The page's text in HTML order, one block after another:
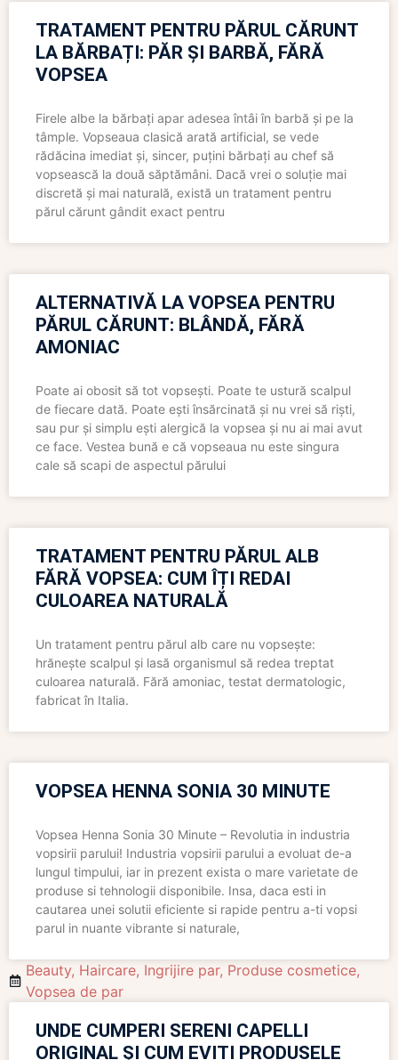
TRATAMENT PENTRU PĂRUL CĂRUNT
LA BĂRBAȚI: PĂR ȘI BARBĂ, FĂRĂ
VOPSEA
Firele albe la bărbați apar adesea întâi în barbă și pe la
tâmple. Vopseaua clasică arată artificial, se vede
rădăcina imediat și, sincer, puțini bărbați au chef să
vopsească la două săptămâni. Dacă vrei o soluție mai
discretă și mai naturală, există un tratament pentru
părul cărunt gândit exact pentru
ALTERNATIVĂ LA VOPSEA PENTRU
PĂRUL CĂRUNT: BLÂNDĂ, FĂRĂ
AMONIAC
Poate ai obosit să tot vopsești. Poate te ustură scalpul
de fiecare dată. Poate ești însărcinată și nu vrei să riști,
sau pur și simplu ești alergică la vopsea și nu ai mai avut
ce face. Vestea bună e că vopseaua nu este singura
cale să scapi de aspectul părului
TRATAMENT PENTRU PĂRUL ALB
FĂRĂ VOPSEA: CUM ÎȚI REDAI
CULOAREA NATURALĂ
Un tratament pentru părul alb care nu vopsește:
hrănește scalpul și lasă organismul să redea treptat
culoarea naturală. Fără amoniac, testat dermatologic,
fabricat în Italia.
VOPSEA HENNA SONIA 30 MINUTE
Vopsea Henna Sonia 30 Minute – Revolutia in industria
vopsirii parului! Industria vopsirii parului a evoluat de-a
lungul timpului, iar in prezent exista o mare varietate de
produse si tehnologii disponibile. Insa, daca esti in
cautarea unei solutii eficiente si rapide pentru a-ti vopsi
parul in nuante vibrante si naturale,
Beauty, Haircare, Ingrijire par, Produse cosmetice,
Vopsea de par
UNDE CUMPERI SERENI CAPELLI
ORIGINAL ȘI CUM EVIȚI PRODUSELE